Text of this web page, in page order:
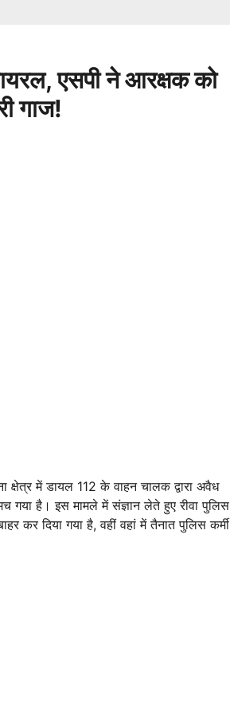
एसपी ने आरक्षक को
गाज!
क्षेत्र में डायल 112 के वाहन चालक द्वारा अवैध
गया है। इस मामले में संज्ञान लेते हुए रीवा पुलिस
कर दिया गया है, वहीं वहां में तैनात पुलिस कर्मी